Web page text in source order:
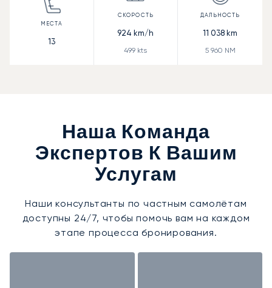
13
924 km/h
499 kts
11 038 km
5 960 NM
Наша Команда
Экспертов К Вашим
Услугам
Наши консультанты по частным самолётам
доступны 24/7, чтобы помочь вам на каждом
этапе процесса бронирования.